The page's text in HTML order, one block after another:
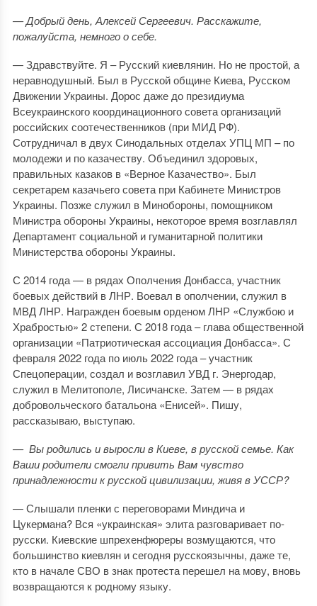
— Добрый день, Алексей Сергеевич. Расскажите,
пожалуйста, немного о себе.
— Здравствуйте. Я – Русский киевлянин. Но не простой, а
неравнодушный. Был в Русской общине Киева, Русском
Движении Украины. Дорос даже до президиума
Всеукраинского координационного совета организаций
российских соотечественников (при МИД РФ).
Сотрудничал в двух Синодальных отделах УПЦ МП – по
молодежи и по казачеству. Объединил здоровых,
правильных казаков в «Верное Казачество». Был
секретарем казачьего совета при Кабинете Министров
Украины. Позже служил в Минобороны, помощником
Министра обороны Украины, некоторое время возглавлял
Департамент социальной и гуманитарной политики
Министерства обороны Украины.
С 2014 года — в рядах Ополчения Донбасса, участник
боевых действий в ЛНР. Воевал в ополчении, служил в
МВД ЛНР. Награжден боевым орденом ЛНР «Службою и
Храбростью» 2 степени. С 2018 года – глава общественной
организации «Патриотическая ассоциация Донбасса». С
февраля 2022 года по июль 2022 года – участник
Спецоперации, создал и возглавил УВД г. Энергодар,
служил в Мелитополе, Лисичанске. Затем — в рядах
добровольческого батальона «Енисей». Пишу,
рассказываю, выступаю.
— Вы родились и выросли в Киеве, в русской семье. Как
Ваши родители смогли привить Вам чувство
принадлежности к русской цивилизации, живя в УССР?
— Слышали пленки с переговорами Миндича и
Цукермана? Вся «украинская» элита разговаривает по-
русски. Киевские шпрехенфюреры возмущаются, что
большинство киевлян и сегодня русскоязычны, даже те,
кто в начале СВО в знак протеста перешел на мову, вновь
возвращаются к родному языку.